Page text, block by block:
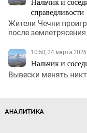
справедливости
Жители Чечни
после землетрясения
10:50, 24 марта 2026
Нальчик и
Вывески менять
АНАЛИТИКА